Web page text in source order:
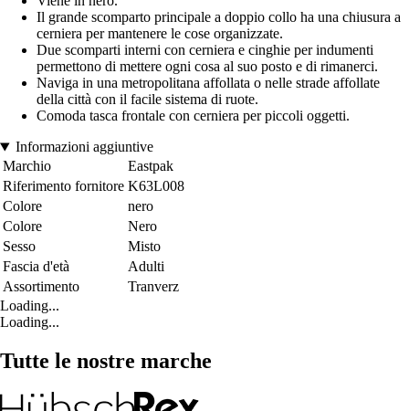
Il grande scomparto principale a doppio collo ha una chiusura a
cerniera per mantenere le cose organizzate.
Due scomparti interni con cerniera e cinghie per indumenti
permettono di mettere ogni cosa al suo posto e di rimanerci.
Naviga in una metropolitana affollata o nelle strade affollate
della città con il facile sistema di ruote.
Comoda tasca frontale con cerniera per piccoli oggetti.
Informazioni aggiuntive
Marchio
Eastpak
Riferimento fornitore K63L008
Colore
nero
Colore
Nero
Sesso
Misto
Fascia d'età
Adulti
Assortimento
Tranverz
Loading...
Loading...
Tutte le nostre marche